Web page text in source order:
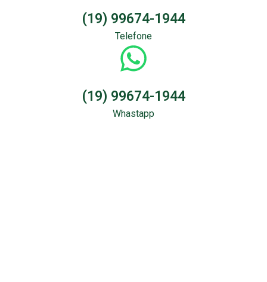
(19) 99674-1944
Telefone
(19) 99674-1944
Whastapp